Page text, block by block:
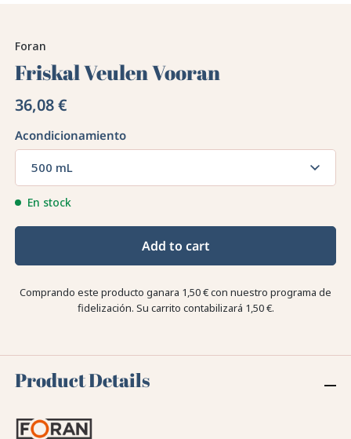
Foran
Friskal Veulen Vooran
36,08 €
Acondicionamiento
500 mL
En stock
Add to cart
Comprando este producto ganara 1,50 €con nuestro programa de
fidelización. Su carrito contabilizará 1,50 €.
Product Details